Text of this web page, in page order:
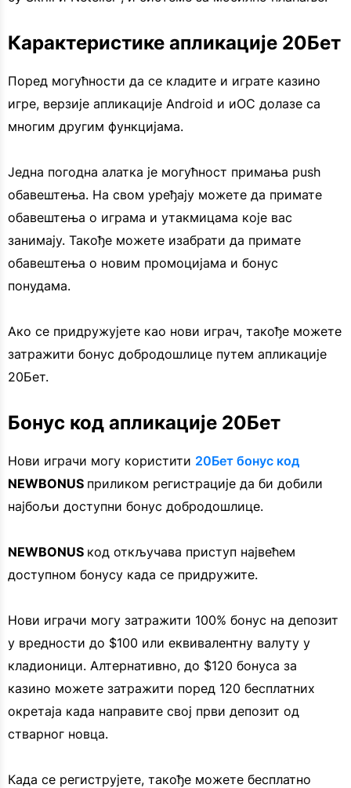
Карактеристике апликације 20Бет
Поред могућности да се кладите и играте казино
игре, верзије апликације Android и иОС долазе са
многим другим функцијама.
Једна погодна алатка је могућност примања push
обавештења. На свом уређају можете да примате
обавештења о играма и утакмицама које вас
занимају. Такође можете изабрати да примате
обавештења о новим промоцијама и бонус
понудама.
Ако се придружујете као нови играч, такође можете
затражити бонус добродошлице путем апликације
20Бет.
Бонус код апликације 20Бет
Нови играчи могу користити 20Бет бонус код
NEWBONUS приликом регистрације да би добили
најбољи доступни бонус добродошлице.
NEWBONUS код откључава приступ највећем
доступном бонусу када се придружите.
Нови играчи могу затражити 100% бонус на депозит
у вредности до $100 или еквивалентну валуту у
кладионици. Алтернативно, до $120 бонуса за
казино можете затражити поред 120 бесплатних
окретаја када направите свој први депозит од
стварног новца.
Када се региструјете, такође можете бесплатно